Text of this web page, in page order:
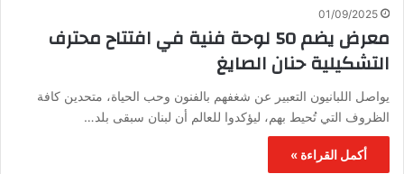
01/09/2025
معرض يضم 50 لوحة فنية في افتتاح محترف
التشكيلية حنان الصايغ
يواصل اللبانيون التعبير عن شغفهم بالفنون وحب الحياة، متحدين كافة
الظروف التي تُحيط بهم، ليؤكدوا للعالم أن لبنان سبقى بلد…
أكمل القراءة »